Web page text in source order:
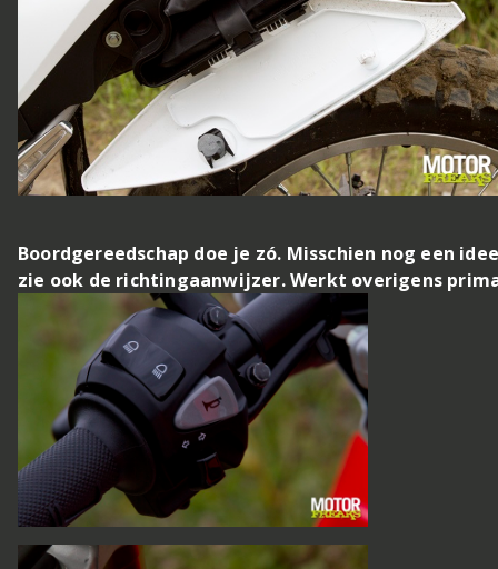
Boordgereedschap doe je zó. Misschien nog een
zie ook de richtingaanwijzer. Werkt overigens